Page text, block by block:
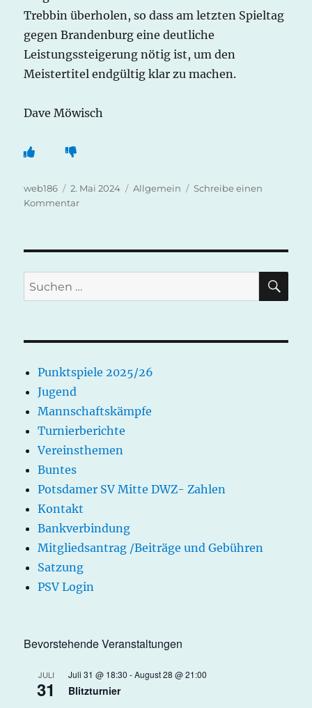
Trebbin überholen, so dass am letzten Spieltag
gegen Brandenburg eine deutliche
Leistungssteigerung nötig ist, um den
Meistertitel endgültig klar zu machen.
Dave Möwisch
Autor
web186
Veröffentlicht
am
2. Mai 2024 Kategorien
Allgemein
Schreibe einen
Kommentarzu
I
gegen
Rüdersdorf
Suchen
nach:
Punktspiele 2025/26
Jugend
Mannschaftskämpfe
Turnierberichte
Vereinsthemen
Buntes
Potsdamer SV Mitte DWZ- Zahlen
Kontakt
Bankverbindung
Mitgliedsantrag /Beiträge und Gebühren
Satzung
PSV Login
Bevorstehende Veranstaltungen
JULI
31
Juli 31 @ 18:30 -August 28 @ 21:00
Blitzturnier